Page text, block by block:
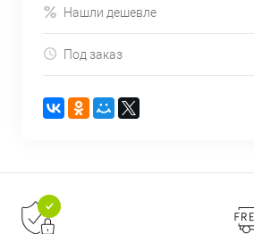
Нашли дешевле
Под заказ